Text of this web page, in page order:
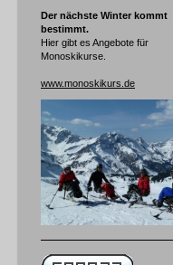
Der nächste Winter kommt
bestimmt.
Hier gibt es Angebote für
Monoskikurse.
www.monoskikurs.de